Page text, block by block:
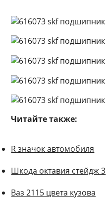
Читайте также:
R значок автомобиля
Шкода октавия стейдж 3
Ваз 2115 цвета кузова